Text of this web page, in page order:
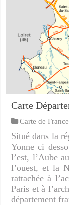
Carte
Carte de France
Situé dans la
Yonne ci
l’est, l’Aube
l’ouest, et la
rattachée à
Paris et à
département